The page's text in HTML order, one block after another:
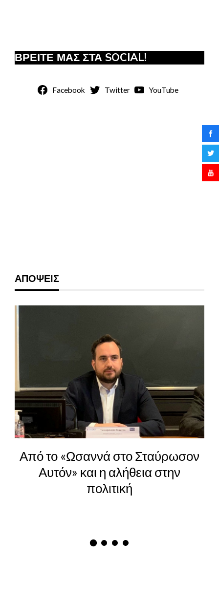
ΒΡΕΙΤΕ ΜΑΣ ΣΤΑ SOCIAL!
Facebook Twitter YouTube
ΑΠΟΨΕΙΣ
Από το «Ωσαννά στο Σταύρωσον
Αυτόν» και η αλήθεια στην
πολιτική